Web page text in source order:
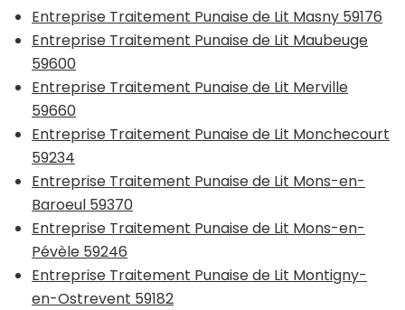
Entreprise Traitement Punaise de Lit Masny 59176
Entreprise Traitement Punaise de Lit Maubeuge
59600
Entreprise Traitement Punaise de Lit Merville
59660
Entreprise Traitement Punaise de Lit Monchecourt
59234
Entreprise Traitement Punaise de Lit Mons-en-
Baroeul 59370
Entreprise Traitement Punaise de Lit Mons-en-
Pévèle 59246
Entreprise Traitement Punaise de Lit Montigny-
en-Ostrevent 59182